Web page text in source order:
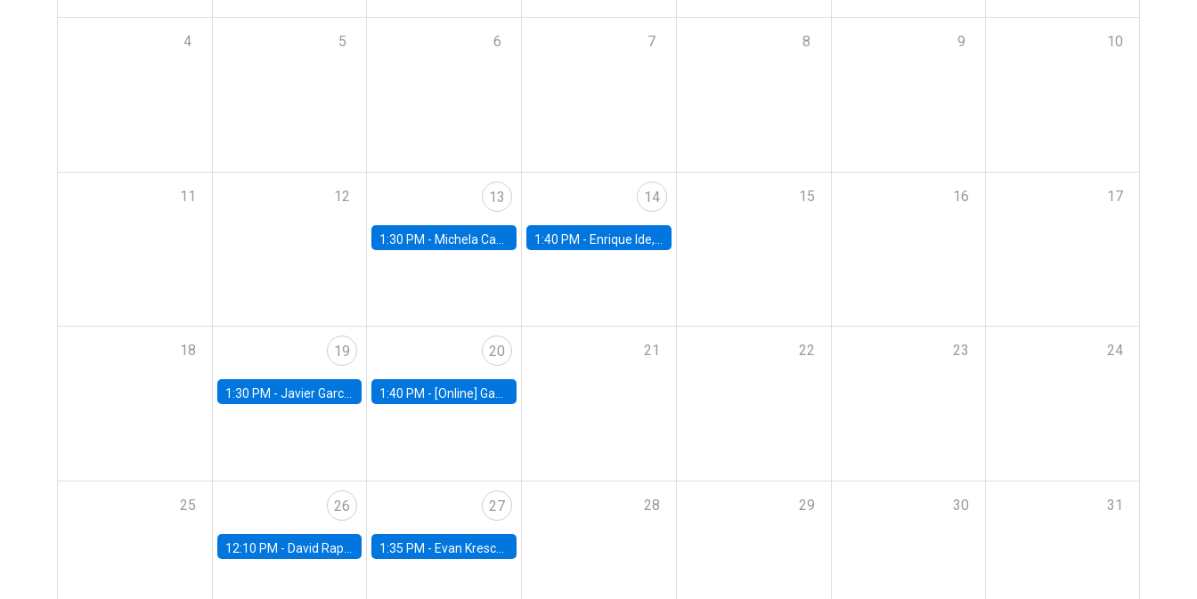
4 5 6 7 8 9 10
11 12 13
1:30 PM - Michela Carlana, Harvard Kennedy School
14
1:40 PM - Enrique Ide, IESE
15 16 17
18 19
1:30 PM - Javier Garcia Cicco, Universidad de San Andres
20
1:40 PM - [Online] Gabriel Englander, World Bank
21 22 23 24
25 26
12:10 PM - David Rappoport, FED Board
27
1:35 PM - Evan Kresch, Oberlin College
28 29 30 31